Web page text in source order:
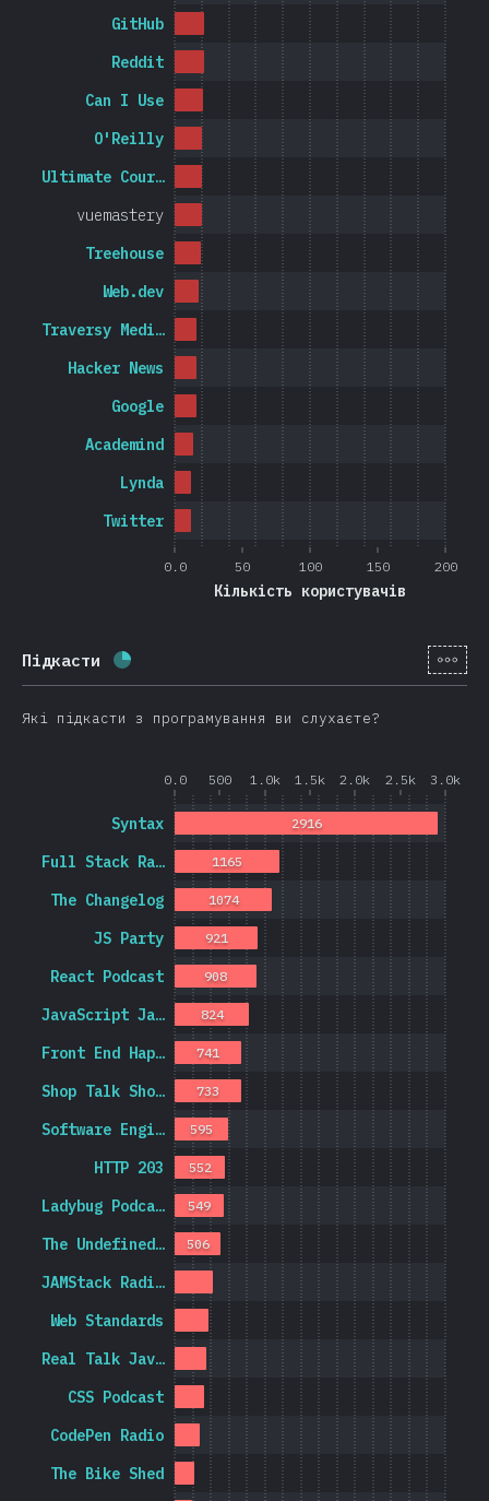
0.0 50 100 150 200
Кількість користувачів
Twitter
Lynda
Academind
Google
Hacker News
Traversy Medi…
Web.dev
Treehouse
vuemastery
Ultimate Cour…
O'Reilly
Can I Use
Reddit
GitHub
Підкасти Відсоток заповнення: [ua-
Які підкасти з програмування ви слухаєте?
0.0 500 1.0k 1.5k 2.0k 2.5k 3.0k
The Bike Shed
CodePen Radio
CSS Podcast
Real Talk Jav…
Web Standards
JAMStack Radi…
The Undefined…
Ladybug Podca…
HTTP 203
Software Engi…
Shop Talk Sho…
Front End Hap…
JavaScript Ja…
React Podcast
JS Party
The Changelog
Full Stack Ra…
Syntax
506
549
552
595
733
741
824
908
921
1074
1165
2916